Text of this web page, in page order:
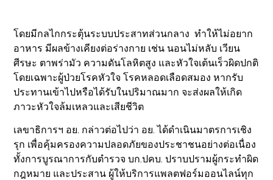
โดยมีกลไกกระตุ้นระบบประสาทส่วนกลาง ทำให้ไม่อยาก
อาหาร มีผลข้างเคียงต่อร่างกาย เช่น นอนไม่หลับ เวียน
ศีรษะ ตาพร่ามัว ความดันโลหิตสูง และหัวใจเต้นเร็วผิดปกติ
โดยเฉพาะผู้ป่วยโรคหัวใจ โรคหลอดเลือดสมอง หากรับ
ประทานเข้าไปหรือได้รับในปริมาณมาก จะส่งผลให้เกิด
ภาวะหัวใจล้มเหลวและเสียชีวิต
เลขาธิการฯ อย. กล่าวต่อไปว่า อย. ได้ดำเนินมาตรการเชิง
รุก เพื่อคุ้มครองความปลอดภัยของประชาชนอย่างต่อเนื่อง
ทั้งการบูรณาการกับตำรวจ บก.ปคบ. ปราบปรามผู้กระทำผิด
กฎหมาย และประสาน ผู้ให้บริการแพลตฟอร์มออนไลน์ทุก